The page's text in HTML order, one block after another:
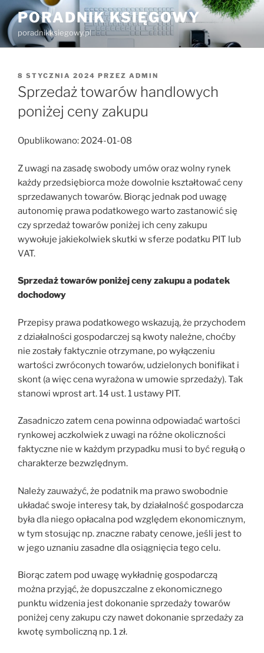
Przejdź
do
treści
PORADNIK KSIĘGOWY
poradnikksiegowy.pl
OPUBLIKOWANE
W
8 STYCZNIA 2024 PRZEZ ADMIN
Sprzedaż towarów handlowych
poniżej ceny zakupu
Opublikowano: 2024-01-08
Z uwagi na zasadę swobody umów oraz wolny rynek
każdy przedsiębiorca może dowolnie kształtować ceny
sprzedawanych towarów. Biorąc jednak pod uwagę
autonomię prawa podatkowego warto zastanowić się
czy sprzedaż towarów poniżej ich ceny zakupu
wywołuje jakiekolwiek skutki w sferze podatku PIT lub
VAT.
Sprzedaż towarów poniżej ceny zakupu a podatek
dochodowy
Przepisy prawa podatkowego wskazują, że przychodem
z działalności gospodarczej są kwoty należne, choćby
nie zostały faktycznie otrzymane, po wyłączeniu
wartości zwróconych towarów, udzielonych bonifikat i
skont (a więc cena wyrażona w umowie sprzedaży). Tak
stanowi wprost art. 14 ust. 1 ustawy PIT.
Zasadniczo zatem cena powinna odpowiadać wartości
rynkowej aczkolwiek z uwagi na różne okoliczności
faktyczne nie w każdym przypadku musi to być regułą o
charakterze bezwzlędnym.
Należy zauważyć, że podatnik ma prawo swobodnie
układać swoje interesy tak, by działalność gospodarcza
była dla niego opłacalna pod względem ekonomicznym,
w tym stosując np. znaczne rabaty cenowe, jeśli jest to
w jego uznaniu zasadne dla osiągnięcia tego celu.
Biorąc zatem pod uwagę wykładnię gospodarczą
można przyjąć, że dopuszczalne z ekonomicznego
punktu widzenia jest dokonanie sprzedaży towarów
poniżej ceny zakupu czy nawet dokonanie sprzedaży za
kwotę symboliczną np. 1 zł.